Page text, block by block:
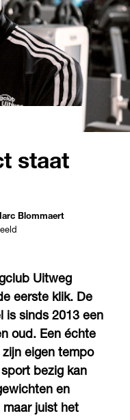
staat
Blommaert
Uitweg
eerste klik. De
is sinds 2013 een
oud. Een échte
eigen tempo
bezig kan
en
maar juist het